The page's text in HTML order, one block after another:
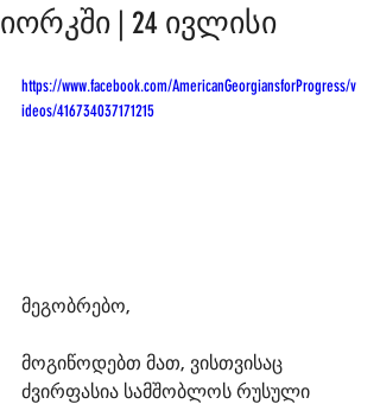
იორკში | 24 ივლისი
https://www.facebook.com/AmericanGeorgiansforProgress/v
ideos/416734037171215
მეგობრებო,
მოგიწოდებთ მათ, ვისთვისაც
ძვირფასია სამშობლოს რუსული